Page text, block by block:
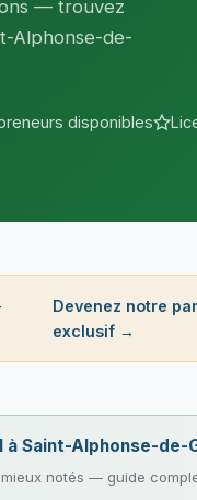
— trouvez
Alphonse-de-
disponibles
Devenez notre
exclusif →
Saint-Alphonse-de-
notés — guide